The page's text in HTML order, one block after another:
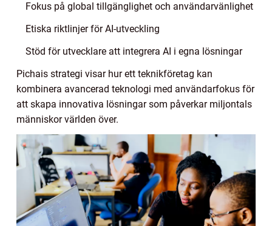
Fokus på global tillgänglighet och användarvänlighet
Etiska riktlinjer för AI-utveckling
Stöd för utvecklare att integrera AI i egna lösningar
Pichais strategi visar hur ett teknikföretag kan
kombinera avancerad teknologi med användarfokus för
att skapa innovativa lösningar som påverkar miljontals
människor världen över.